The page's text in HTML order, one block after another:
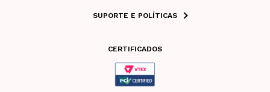
SUPORTE E POLÍTICAS
CERTIFICADOS